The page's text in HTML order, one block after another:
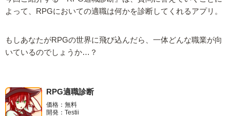
よって、RPGにおいての適職は何かを診断してくれるアプリ。
もしあなたがRPGの世界に飛び込んだら、一体どんな職業が向
いているのでしょうか…？
RPG適職診断
価格：無料
開発：Testii